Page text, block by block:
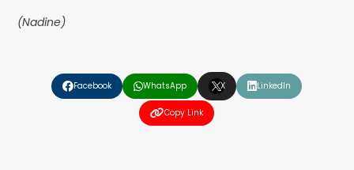
(Nadine)
Facebook WhatsApp X LinkedIn
Copy Link